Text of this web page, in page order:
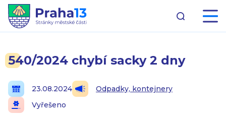
540/2024 chybí sacky 2 dny
23.08.2024
Odpadky, kontejnery
Vyřešeno